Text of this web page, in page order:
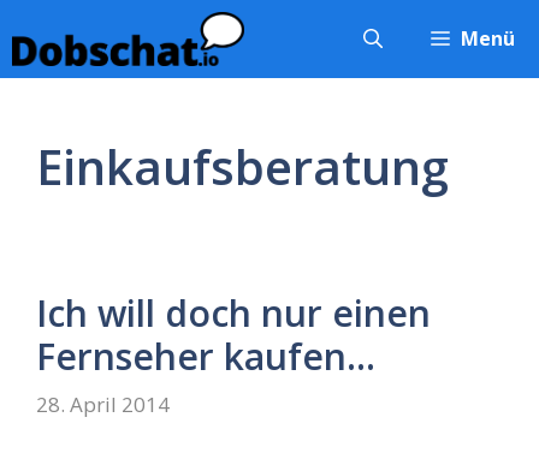
Inhalt
springen
Menü
Einkaufsberatung
Ich will doch nur einen
Fernseher kaufen…
28. April 2014